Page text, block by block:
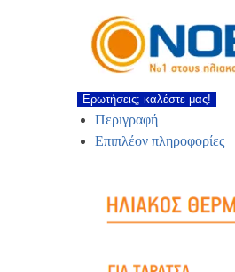
Ερωτήσεις; καλέστε μας!
Περιγραφή
Επιπλέον πληροφορίες